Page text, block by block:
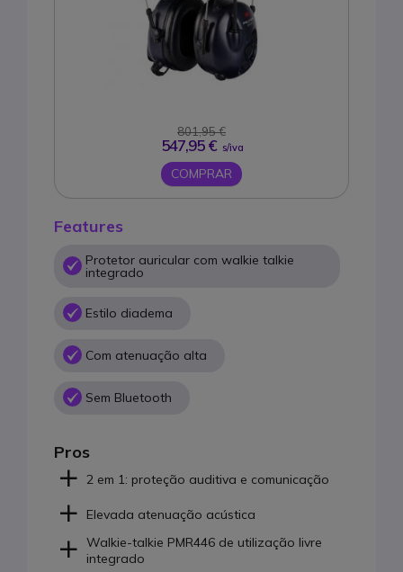
Features
Protetor auricular com walkie talkie
integrado
Estilo diadema
Com atenuação alta
Sem Bluetooth
Pros
2 em 1: proteção auditiva e comunicação
Elevada atenuação acústica
Walkie-talkie PMR446 de utilização livre
integrado
801,95 €
547,95 € s/iva
COMPRAR